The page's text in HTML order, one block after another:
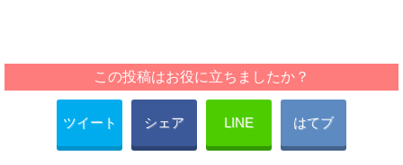
この投稿はお役に立ちましたか？
ツイート シェア LINE はてブ